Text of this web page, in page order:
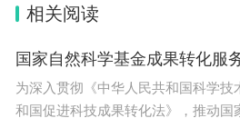
相关阅读
国家自然科学基金成果转化服
为深入贯彻《中华人民共和国科学技
和国促进科技成果转化法》，推动国